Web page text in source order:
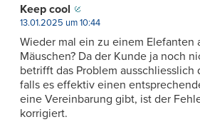
Keep cool
13.01.2025 um 10:44
Wieder mal ein zu einem Elefanten
Mäuschen? Da der Kunde ja noch
betrifft das Problem ausschliesslich
falls es effektiv einen
eine Vereinbarung gibt, ist der
korrigiert.